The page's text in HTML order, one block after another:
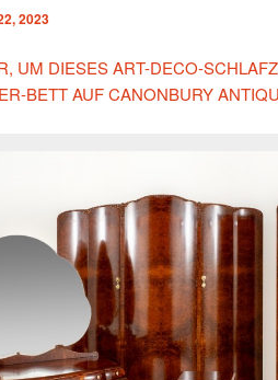
2023
UM DIESES ART-DECO-
BETT AUF CANONBURY